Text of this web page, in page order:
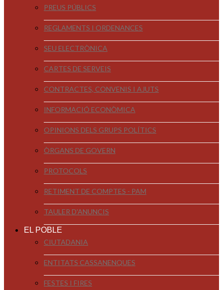
PREUS PÚBLICS
REGLAMENTS I ORDENANCES
SEU ELECTRÒNICA
CARTES DE SERVEIS
CONTRACTES, CONVENIS I AJUTS
INFORMACIÓ ECONÒMICA
OPINIONS DELS GRUPS POLÍTICS
ÒRGANS DE GOVERN
PROTOCOLS
RETIMENT DE COMPTES - PAM
TAULER D'ANUNCIS
EL POBLE
CIUTADANIA
ENTITATS CASSANENQUES
FESTES I FIRES